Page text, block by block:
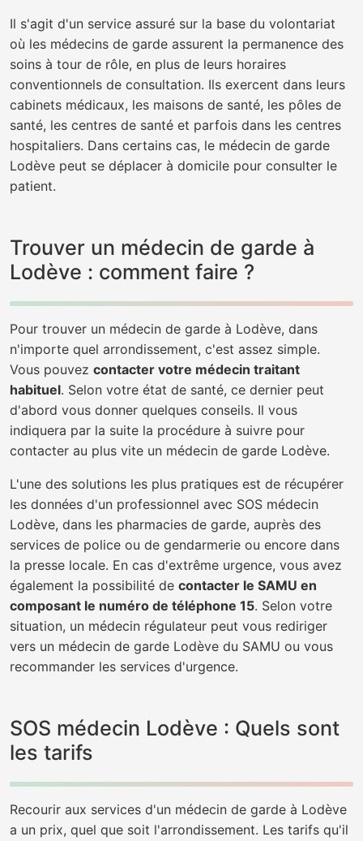
Il s'agit d'un service assuré sur la base du volontariat
où les médecins de garde assurent la permanence des
soins à tour de rôle, en plus de leurs horaires
conventionnels de consultation. Ils exercent dans leurs
cabinets médicaux, les maisons de santé, les pôles de
santé, les centres de santé et parfois dans les centres
hospitaliers. Dans certains cas, le médecin de garde
Lodève peut se déplacer à domicile pour consulter le
patient.
Trouver un médecin de garde à
Lodève : comment faire ?
Pour trouver un médecin de garde à Lodève, dans
n'importe quel arrondissement, c'est assez simple.
Vous pouvez contacter votre médecin traitant
habituel. Selon votre état de santé, ce dernier peut
d'abord vous donner quelques conseils. Il vous
indiquera par la suite la procédure à suivre pour
contacter au plus vite un médecin de garde Lodève.
L'une des solutions les plus pratiques est de récupérer
les données d'un professionnel avec SOS médecin
Lodève, dans les pharmacies de garde, auprès des
services de police ou de gendarmerie ou encore dans
la presse locale. En cas d'extrême urgence, vous avez
également la possibilité de contacter le SAMU en
composant le numéro de téléphone 15. Selon votre
situation, un médecin régulateur peut vous rediriger
vers un médecin de garde Lodève du SAMU ou vous
recommander les services d'urgence.
SOS médecin Lodève : Quels sont
les tarifs
Recourir aux services d'un médecin de garde à Lodève
a un prix, quel que soit l'arrondissement. Les tarifs qu'il